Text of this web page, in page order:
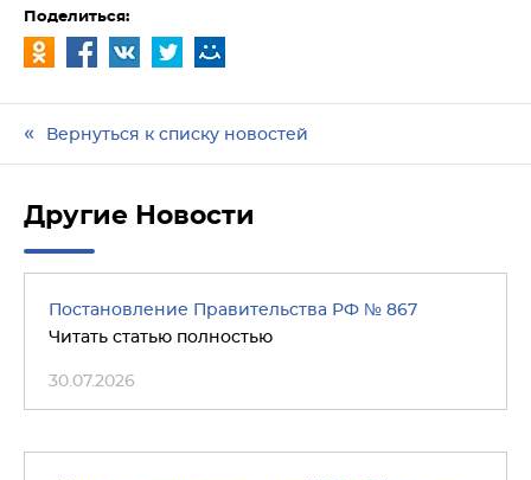
Поделиться:
Вернуться к списку новостей
Другие Новости
Постановление Правительства РФ № 867
Читать статью полностью
30.07.2026